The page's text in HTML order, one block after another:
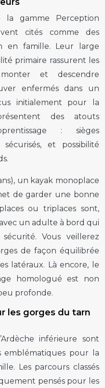
la gamme Perception
cités comme des
en famille. Leur large
primaire rassurent les
et descendre
enfermés dans un
initialement pour la
des atouts
: sièges
et possibilité
un kayak monoplace
de garder une bonne
ou triplaces sont,
un adulte à bord qui
Vous veillerez
de façon équilibrée
latéraux. Là encore, le
homologué est non
profonde.
les gorges du tarn
inférieure sont
emblématiques pour la
Les parcours classés
pensés pour les